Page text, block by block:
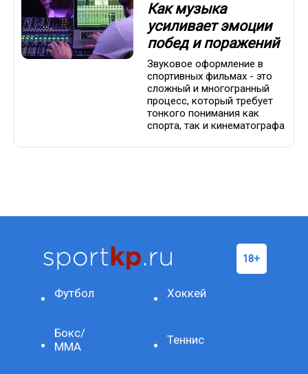
Как музыка
усиливает эмоции
побед и поражений
Звуковое оформление в
спортивных фильмах - это
сложный и многогранный
процесс, который требует
тонкого понимания как
спорта, так и кинематографа
Футбол Хоккей
Бокс/
ММА
Теннис